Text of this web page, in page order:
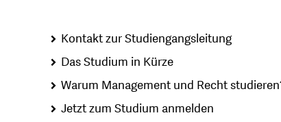
Kontakt zur Studiengangsleitung
Das Studium in Kürze
Warum Management und Recht
Jetzt zum Studium anmelden